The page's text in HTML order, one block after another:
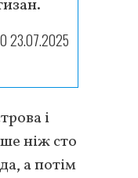
23.07.2025
і
ніж сто
а потім